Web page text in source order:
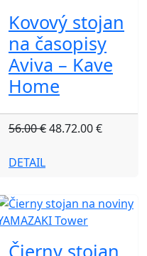
Kovový stojan
na časopisy
Aviva – Kave
Home
56.00 €48.72.00 €
DETAIL
Čierny stojan